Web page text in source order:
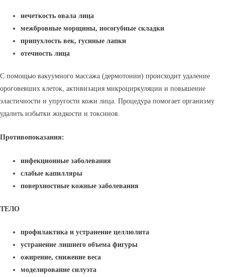
нечеткость овала лица
межбровные морщины, носогубные складки
припухлость век, гусиные лапки
отечность лица
С помощью вакуумного массажа (дермотонии) происходит удаление
ороговевших клеток, активизация микроциркуляции и повышение
эластичности и упругости кожи лица. Процедура помогает организму
удалить избытки жидкости и токсинов.
Противопоказания:
инфекционные заболевания
слабые капилляры
поверхностные кожные заболевания
ТЕЛО
профилактика и устранение целлюлита
устранение лишнего объема фигуры
ожирение, снижение веса
моделирование силуэта